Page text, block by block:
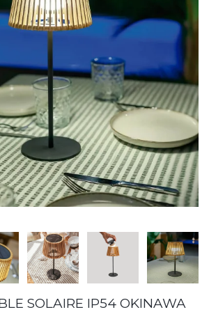
SOLAIRE IP54 OKINAWA